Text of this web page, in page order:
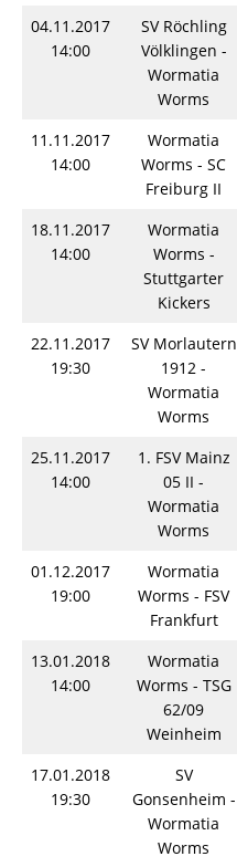
04.11.2017
14:00
SV Röchling
Völklingen -
Wormatia
Worms
11.11.2017
14:00
Wormatia
Worms - SC
Freiburg II
18.11.2017
14:00
Wormatia
Worms -
Stuttgarter
Kickers
22.11.2017
19:30
SV Morlautern
1912 -
Wormatia
Worms
25.11.2017
14:00
1. FSV Mainz
05 II -
Wormatia
Worms
01.12.2017
19:00
Wormatia
Worms - FSV
Frankfurt
13.01.2018
14:00
Wormatia
Worms - TSG
62/09
Weinheim
17.01.2018
19:30
SV
Gonsenheim -
Wormatia
Worms